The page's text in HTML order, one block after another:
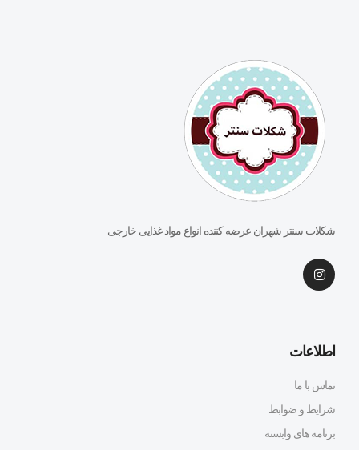
شکلات سنتر شهران عرضه کننده انواع مواد غذایی خارجی
اطلاعات
تماس با ما
شرایط و ضوابط
برنامه های وابسته